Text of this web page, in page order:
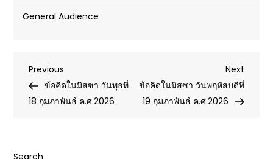
General Audience
Post
navigation
Previous
Post
Previous
ข้อคิดในมิสซา วันพุธที่
18 กุมภาพันธ์ ค.ศ.2026
Next
Post
Next
ข้อคิดในมิสซา วันพฤหัสบดีที่
19 กุมภาพันธ์ ค.ศ.2026
Search